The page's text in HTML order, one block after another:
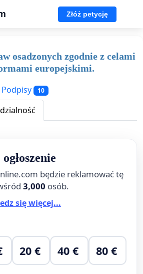
Złóż petycję
osadzonych zgodnie z celami
europejskimi.
Podpisy 10
będzie reklamować tę
3,000 osób.
się więcej...
20 € 40 € 80 €